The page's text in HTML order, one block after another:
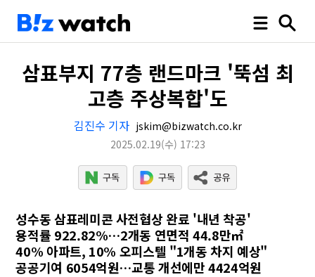
삼표부지 77층 랜드마크 '뚝섬 최
고층 주상복합'도
김진수 기자 jskim@bizwatch.co.kr
2025.02.19(수) 17:23
성수동 삼표레미콘 사전협상 완료 '내년 착공'
용적률 922.82%…2개동 연면적 44.8만㎡
40% 아파트, 10% 오피스텔 "1개동 차지 예상"
공공기여 6054억원…교통 개선에만 4424억원